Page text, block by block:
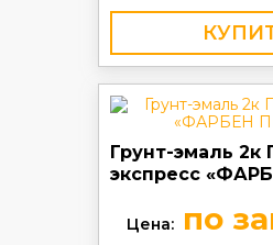
Грунт-эмаль 2к
экспресс
Цена:по